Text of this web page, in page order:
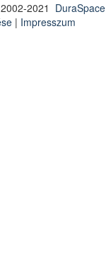
2021 DuraSpace
| Impresszum